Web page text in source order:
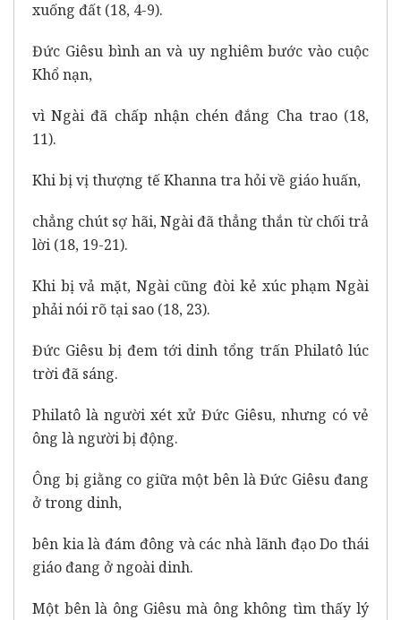
xuống đất (18, 4-9).
Đức Giêsu bình an và uy nghiêm bước vào cuộc
Khổ nạn,
vì Ngài đã chấp nhận chén đắng Cha trao (18,
11).
Khi bị vị thượng tế Khanna tra hỏi về giáo huấn,
chẳng chút sợ hãi, Ngài đã thẳng thắn từ chối trả
lời (18, 19-21).
Khi bị vả mặt, Ngài cũng đòi kẻ xúc phạm Ngài
phải nói rõ tại sao (18, 23).
Đức Giêsu bị đem tới dinh tổng trấn Philatô lúc
trời đã sáng.
Philatô là người xét xử Đức Giêsu, nhưng có vẻ
ông là người bị động.
Ông bị giằng co giữa một bên là Đức Giêsu đang
ở trong dinh,
bên kia là đám đông và các nhà lãnh đạo Do thái
giáo đang ở ngoài dinh.
Một bên là ông Giêsu mà ông không tìm thấy lý